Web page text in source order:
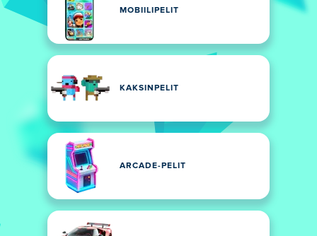
MOBIILIPELIT
KAKSINPELIT
ARCADE-PELIT